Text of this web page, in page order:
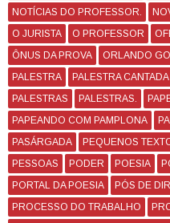
NOTÍCIAS DO PROFESSOR.
O JURISTA
O PROFESSOR
ÔNUS DA PROVA
ORLANDO
PALESTRA
PALESTRA CANTADA
PALESTRAS
PALESTRAS.
PAPEANDO COM PAMPLONA
PASÁRGADA
PEQUENOS
PESSOAS
PODER POESIA
PORTAL DA POESIA
PÓS DE
PROCESSO DO TRABALHO